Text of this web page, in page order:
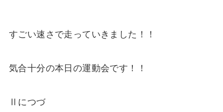
すごい速さで走っていきました！！
気合十分の本日の運動会です！！
Ⅱにつづ